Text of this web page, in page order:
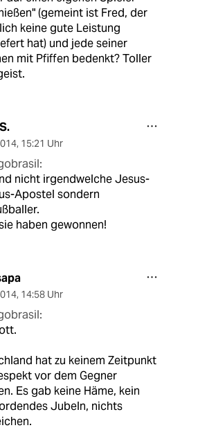
(gemeint ist Fred, der
keine gute Leistung
hat) und jede seiner
mit Pfiffen bedenkt? Toller
, 15:21 Uhr
nicht irgendwelche Jesus-
Apostel sondern
haben gewonnen!
, 14:58 Uhr
hat zu keinem Zeitpunkt
vor dem Gegner
Es gab keine Häme, kein
Jubeln, nichts